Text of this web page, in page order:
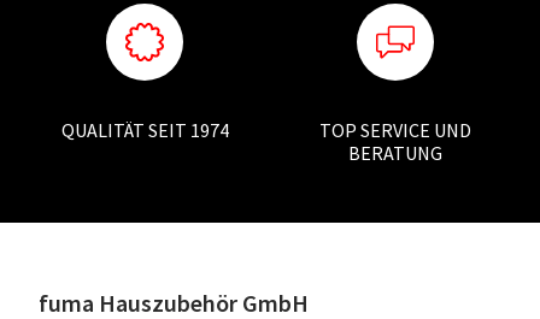
QUALITÄT SEIT 1974
TOP SERVICE UND
BERATUNG
fuma Hauszubehör GmbH